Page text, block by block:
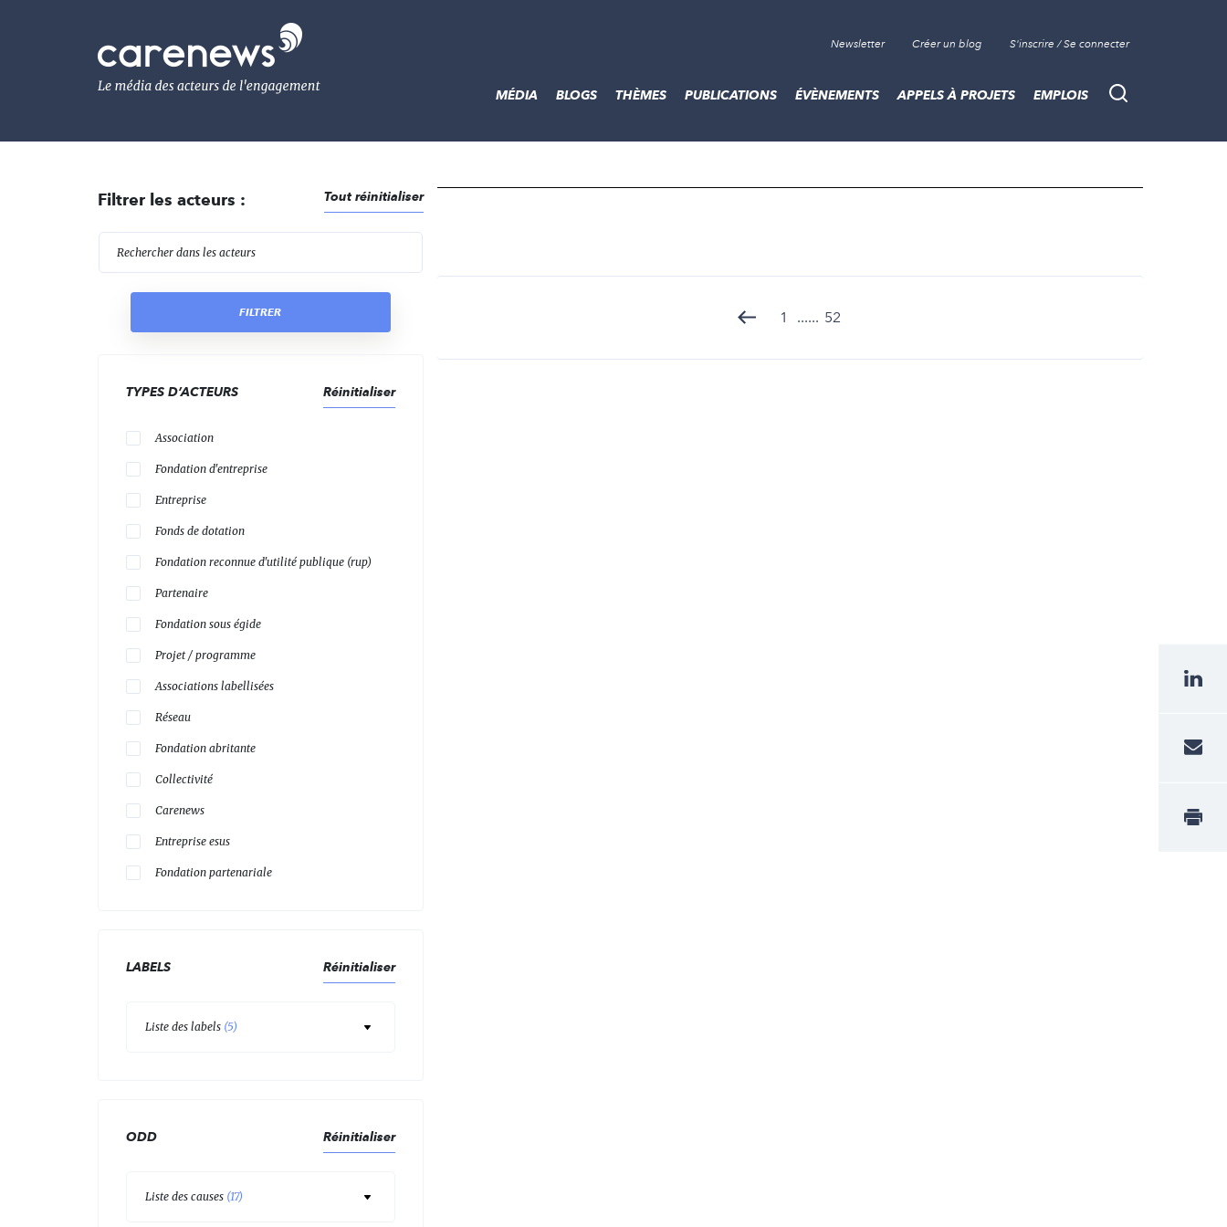
Le
média
de
Newsletter Créer un blog S'inscrire / Se connecter
Recherche
MÉDIA BLOGS THÈMES PUBLICATIONS ÉVÈNEMENTS APPELS À PROJETS EMPLOIS
Filtrer les acteurs : Tout réinitialiser
FILTRER
TYPES D’ACTEURS Réinitialiser
Association
Fondation d'entreprise
Entreprise
Fonds de dotation
Fondation reconnue d'utilité publique (rup)
Partenaire
Fondation sous égide
Projet / programme
Associations labellisées
Réseau
Fondation abritante
Collectivité
Carenews
Entreprise esus
Fondation partenariale
LABELS Réinitialiser
Liste des labels (5)
ODD Réinitialiser
Liste des causes (17)
1 ...... 52